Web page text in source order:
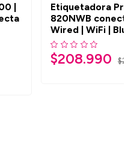
|
Etiquetadora
820NWB
Wired | WiFi |
$
$208.990